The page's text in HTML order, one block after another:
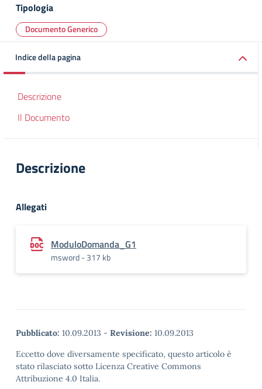
Tipologia
Documento Generico
Indice della pagina
Descrizione
Il Documento
Descrizione
Allegati
ModuloDomanda_G1
msword - 317 kb
Pubblicato: 10.09.2013 - Revisione: 10.09.2013
Eccetto dove diversamente specificato, questo articolo è
stato rilasciato sotto Licenza Creative Commons
Attribuzione 4.0 Italia.